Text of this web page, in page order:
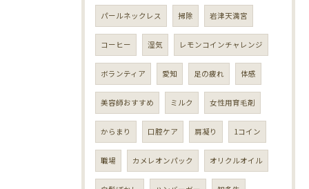
パールネックレス 掃除 岩津天満宮
コーヒー 湿気 レモンコインチャレンジ
ボランティア 愛知 足の疲れ 体感
美容師おすすめ ミルク 女性用育毛剤
からまり 口腔ケア 肩凝り 1コイン
職場 カメレオンパック オリクルオイル